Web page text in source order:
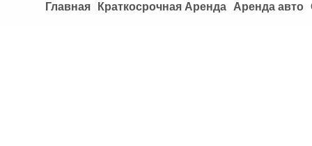
Главная Краткосрочная Аренда Аренда авто